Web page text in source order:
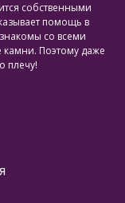
собственными
помощь в
со всеми
камни. Поэтому даже
плечу!